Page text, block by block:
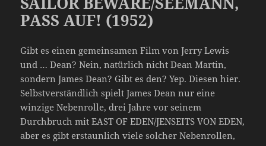
PASS AUF! (1952)
Gibt es einen gemeinsamen Film von Jerry Lewis
und … Dean? Nein, natürlich nicht Dean Martin,
sondern James Dean? Gibt es den? Yep. Diesen hier.
Selbstverständlich spielt James Dean nur eine
winzige Nebenrolle, drei Jahre vor seinem
Durchbruch mit EAST OF EDEN/JENSEITS VON EDEN,
aber es gibt erstaunlich viele solcher Nebenrollen,